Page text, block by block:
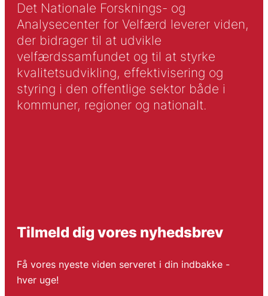
Det Nationale Forsknings- og
Analysecenter for Velfærd leverer viden,
der bidrager til at udvikle
velfærdssamfundet og til at styrke
kvalitetsudvikling, effektivisering og
styring i den offentlige sektor både i
kommuner, regioner og nationalt.
Tilmeld dig vores nyhedsbrev
Få vores nyeste viden serveret i din indbakke -
hver uge!